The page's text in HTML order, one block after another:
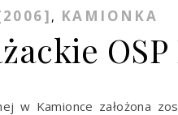
, KAMIONKA
w Kamionce założona